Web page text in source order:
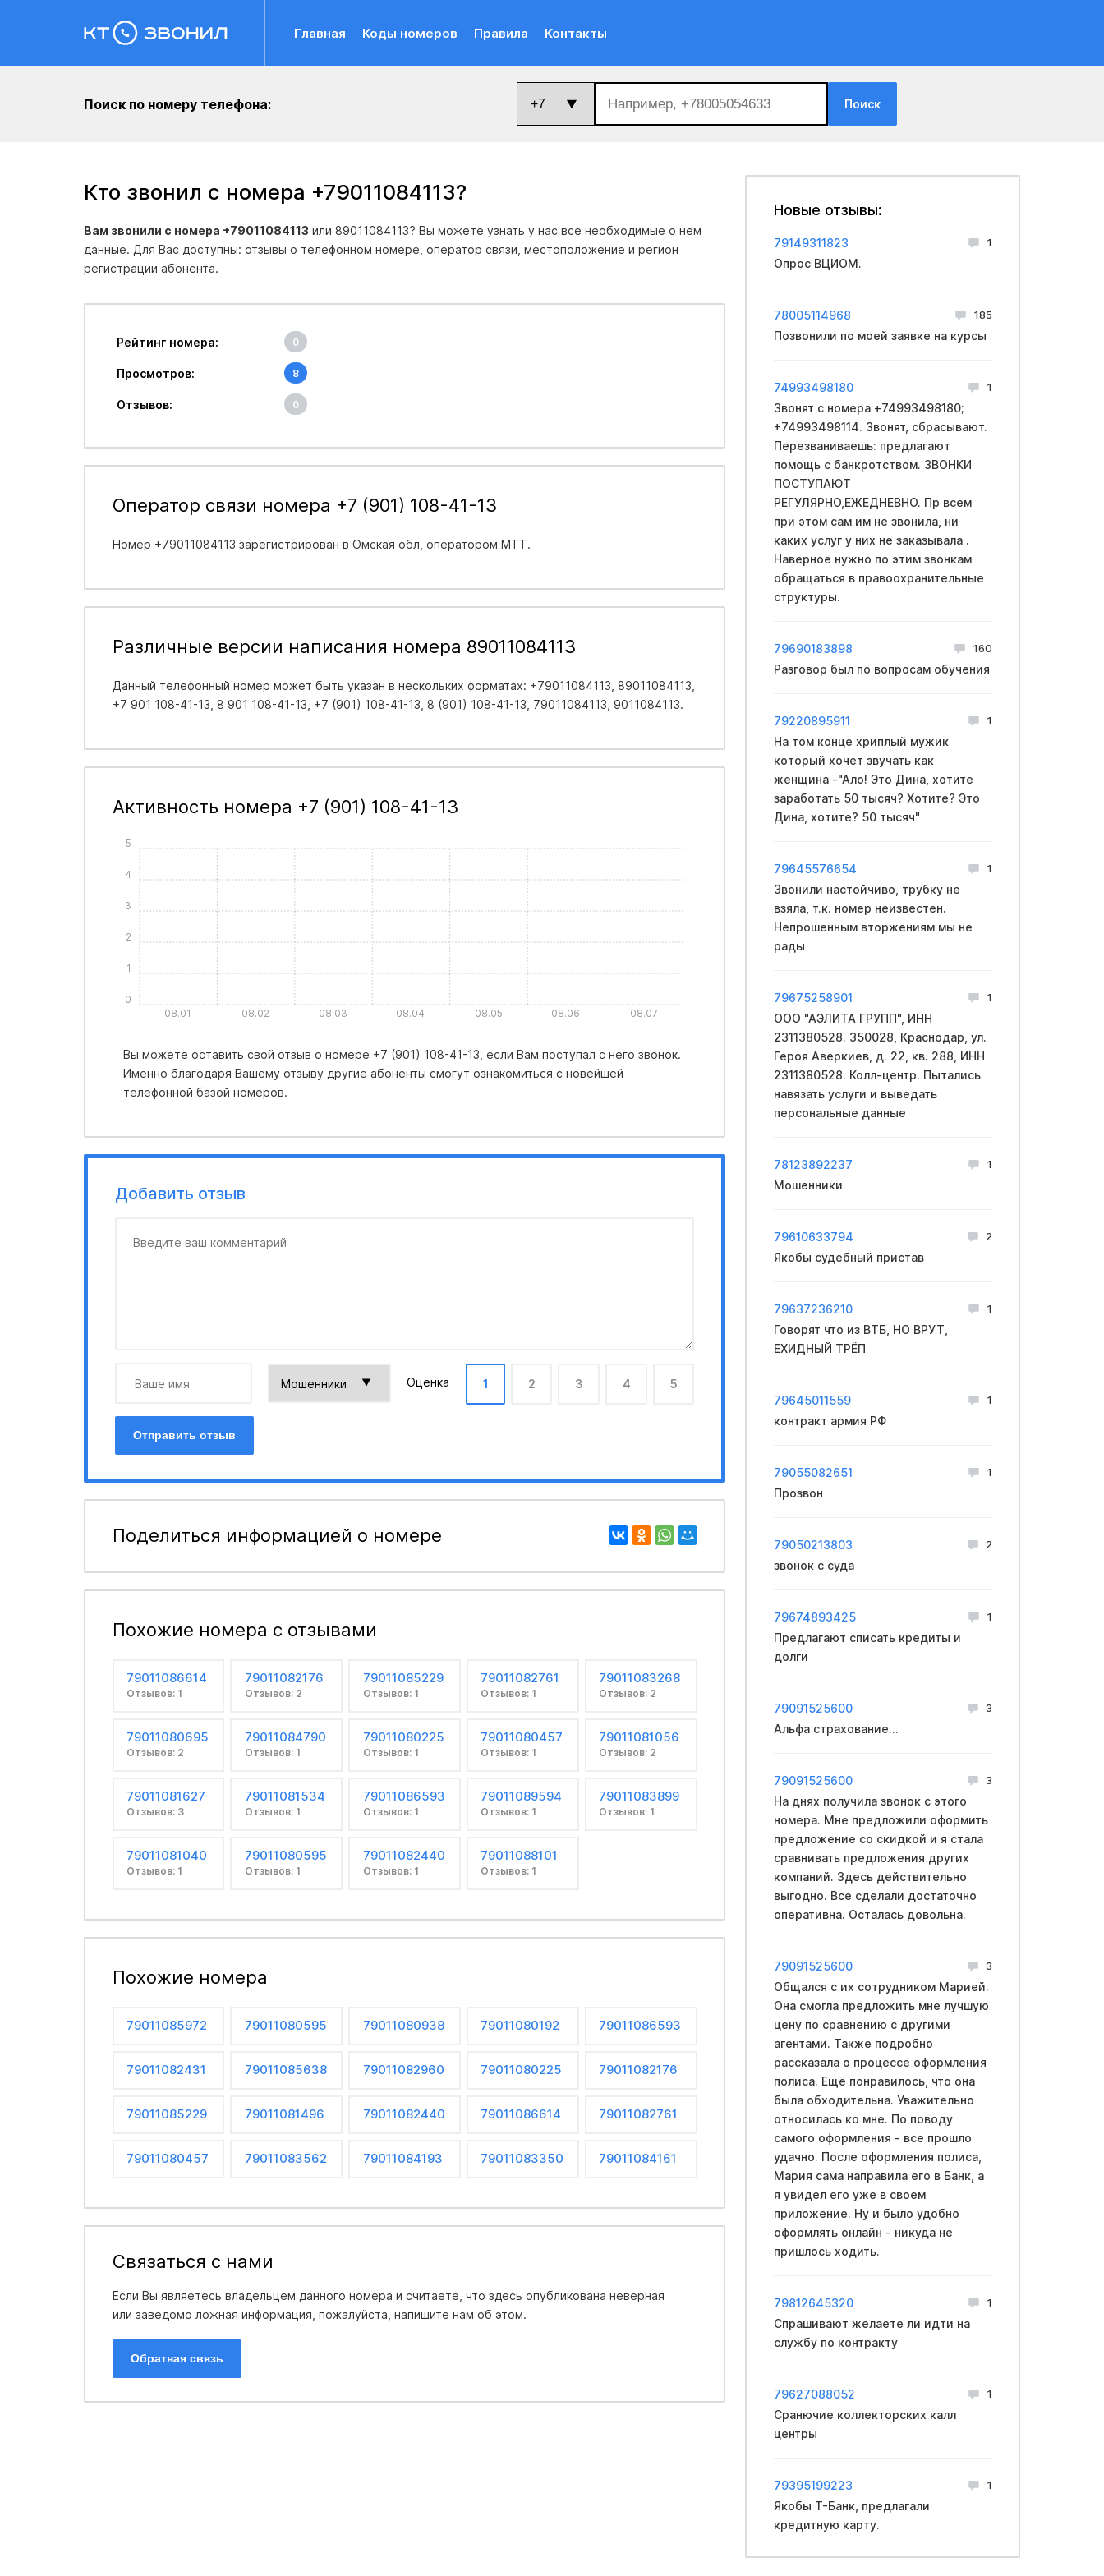
Главная Коды номеров Правила Контакты
Поиск по номеру телефона: Поиск
Кто звонил с номера +79011084113?
Вам звонили с номера +79011084113 или 89011084113? Вы можете узнать у нас все необходимые о нем
данные. Для Вас доступны: отзывы о телефонном номере, оператор связи, местоположение и регион
регистрации абонента.
Рейтинг номера: 0
Просмотров: 8
Отзывов: 0
Оператор связи номера +7 (901) 108-41-13
Номер +79011084113 зарегистрирован в Омская обл , оператором МТТ.
Различные версии написания номера 89011084113
Данный телефонный номер может быть указан в нескольких форматах: +79011084113, 89011084113,
+7 901 108-41-13, 8 901 108-41-13, +7 (901) 108-41-13, 8 (901) 108-41-13, 79011084113, 9011084113.
Активность номера +7 (901) 108-41-13
08.01 08.02 08.03 08.04 08.05 08.06 08.07
0
1
2
3
4
5
Вы можете оставить свой отзыв о номере +7 (901) 108-41-13, если Вам поступал с него звонок.
Именно благодаря Вашему отзыву другие абоненты смогут ознакомиться с новейшей
телефонной базой номеров.
Добавить отзыв
Оценка 1 2 3 4 5
Отправить отзыв
Поделиться информацией о номере
Похожие номера с отзывами
79011086614
Отзывов: 1
79011082176
Отзывов: 2
79011085229
Отзывов: 1
79011082761
Отзывов: 1
79011083268
Отзывов: 2
79011080695
Отзывов: 2
79011084790
Отзывов: 1
79011080225
Отзывов: 1
79011080457
Отзывов: 1
79011081056
Отзывов: 2
79011081627
Отзывов: 3
79011081534
Отзывов: 1
79011086593
Отзывов: 1
79011089594
Отзывов: 1
79011083899
Отзывов: 1
79011081040
Отзывов: 1
79011080595
Отзывов: 1
79011082440
Отзывов: 1
79011088101
Отзывов: 1
Похожие номера
79011085972 79011080595 79011080938 79011080192 79011086593
79011082431 79011085638 79011082960 79011080225 79011082176
79011085229 79011081496 79011082440 79011086614 79011082761
79011080457 79011083562 79011084193 79011083350 79011084161
Связаться с нами
Если Вы являетесь владельцем данного номера и считаете, что здесь опубликована неверная
или заведомо ложная информация, пожалуйста, напишите нам об этом.
Обратная связь
Новые отзывы:
79149311823 1
Опрос ВЦИОМ.
78005114968 185
Позвонили по моей заявке на курсы
74993498180 1
Звонят с номера +74993498180;
+74993498114. Звонят, сбрасывают.
Перезваниваешь: предлагают
помощь с банкротством. ЗВОНКИ
ПОСТУПАЮТ
РЕГУЛЯРНО,ЕЖЕДНЕВНО. Пр всем
при этом сам им не звонила, ни
каких услуг у них не заказывала .
Наверное нужно по этим звонкам
обращаться в правоохранительные
структуры.
79690183898 160
Разговор был по вопросам обучения
79220895911 1
На том конце хриплый мужик
который хочет звучать как
женщина -"Ало! Это Дина, хотите
заработать 50 тысяч? Хотите? Это
Дина, хотите? 50 тысяч"
79645576654 1
Звонили настойчиво, трубку не
взяла, т.к. номер неизвестен.
Непрошенным вторжениям мы не
рады
79675258901 1
ООО "АЭЛИТА ГРУПП", ИНН
2311380528. 350028, Краснодар, ул.
Героя Аверкиев, д. 22, кв. 288, ИНН
2311380528. Колл-центр. Пытались
навязать услуги и выведать
персональные данные
78123892237 1
Мошенники
79610633794 2
Якобы судебный пристав
79637236210 1
Говорят что из ВТБ, НО ВРУТ,
ЕХИДНЫЙ ТРЁП
79645011559 1
контракт apмия PФ
79055082651 1
Прозвон
79050213803 2
звонок с cуда
79674893425 1
Предлагают списать кредиты и
долги
79091525600 3
Aльфа cтраxoвание...
79091525600 3
На днях получила звонок с этого
номера. Мне предложили оформить
предложение со скидкой и я стала
сравнивать предложения других
компаний. Здесь действительно
выгодно. Все сделали достаточно
оперативна. Осталась довольна.
79091525600 3
Общался с их сотрудником Марией.
Она смогла предложить мне лучшую
цену по сравнению с другими
агентами. Также подробно
рассказала о процессе оформления
полиса. Ещё понравилось, что она
была обходительна. Уважительно
относилась ко мне. По поводу
самого оформления - все прошло
удачно. После оформления полиса,
Мария сама направила его в Банк, а
я увидел его уже в своем
приложение. Ну и было удобно
оформлять онлайн - никуда не
пришлось ходить.
79812645320 1
Спрашивают желаете ли идти на
службу по контракту
79627088052 1
Сранючие коллекторских калл
центры
79395199223 1
Якобы Т-Банк, предлагали
кредитную карту.